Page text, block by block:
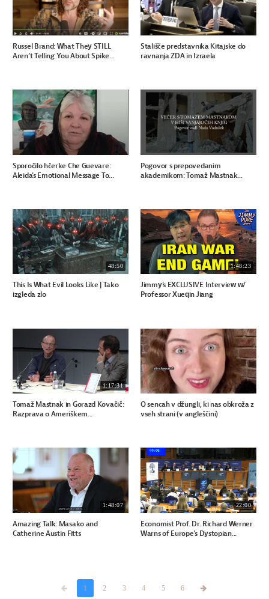
Russel Brand: What They STILL
Aren’t Telling You About Spike...
Stališče predstavnika Kitajske do
ravnanja ZDA in Izraela
Sporočilo hčerke Che Guevare:
Aleida's Emotional Message To...
Pogovor s prepovedanim
akademikom: Tomaž Mastnak...
48:50
This Is What Evil Looks Like | Tako
izgleda zlo
1:48:23
Jimmy's EXCLUSIVE Interview w/
Professor Xueqin Jiang
1:17:31
Tomaž Mastnak in Gorazd Kovačič:
Razprava o Ameriškem...
O sencah v džungli, ki nas obkroža z
vseh strani (v angleščini)
1:48:07
Amazing Talk: Masako and
Catherine Austin Fitts
22:00
Economist Prof. Dr. Richard Werner
Warns of Europe's Dystopian...
1 2 3 4 5 6